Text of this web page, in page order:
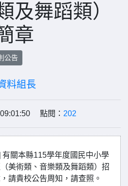
及舞蹈類）
章
公告
料組長
09:01:50 點閱： 202
有關本縣115學年度國民中小學
美術類、音樂類及舞蹈類）招
請貴校公告周知，請查照。